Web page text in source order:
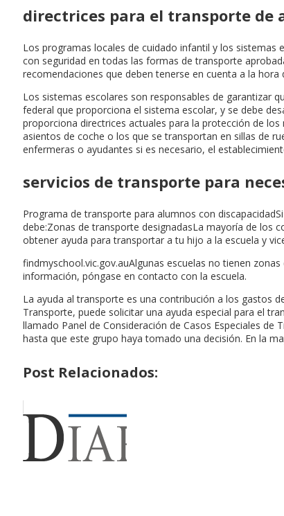
directrices para el transporte de
Los programas locales de cuidado infantil y los sistemas
con seguridad en todas las formas de transporte
recomendaciones que deben tenerse en cuenta a la
Los sistemas escolares son responsables de garantizar
federal que proporciona el sistema escolar, y se debe
proporciona directrices actuales para la protección de
asientos de coche o los que se transportan en sillas de
enfermeras o ayudantes si es necesario, el
servicios de transporte para
Programa de transporte para alumnos con
debe:Zonas de transporte designadasLa mayoría de los
obtener ayuda para transportar a tu hijo a la escuela y
findmyschool.vic.gov.auAlgunas escuelas no tienen
información, póngase en contacto con la escuela.
La ayuda al transporte es una contribución a los gastos
Transporte, puede solicitar una ayuda especial para el
llamado Panel de Consideración de Casos Especiales
hasta que este grupo haya tomado una decisión. En la
Post Relacionados: